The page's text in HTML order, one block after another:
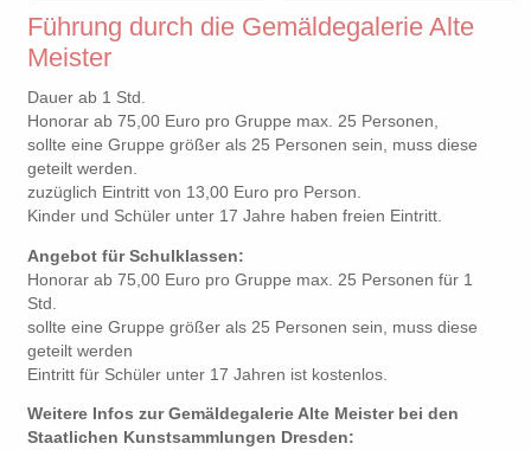
Führung durch die Gemäldegalerie Alte
Meister
Dauer ab 1 Std.
Honorar ab 75,00 Euro pro Gruppe max. 25 Personen,
sollte eine Gruppe größer als 25 Personen sein, muss diese
geteilt werden.
zuzüglich Eintritt von 13,00 Euro pro Person.
Kinder und Schüler unter 17 Jahre haben freien Eintritt.
Angebot für Schulklassen:
Honorar ab 75,00 Euro pro Gruppe max. 25 Personen für 1
Std.
sollte eine Gruppe größer als 25 Personen sein, muss diese
geteilt werden
Eintritt für Schüler unter 17 Jahren ist kostenlos.
Weitere Infos zurGemäldegalerie Alte Meister bei den
Staatlichen Kunstsammlungen Dresden: